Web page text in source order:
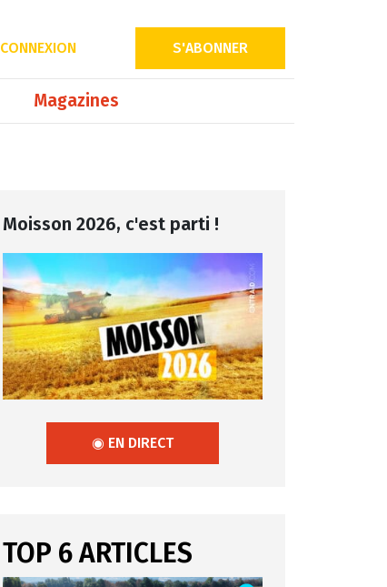
CONNEXION S'ABONNER
Magazines
Moisson 2026, c'est parti !
◉ EN DIRECT
TOP 6 ARTICLES